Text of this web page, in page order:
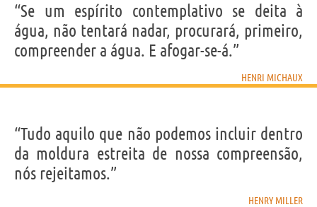
“Se um espírito contemplativo se deita à
água, não tentará nadar, procurará, primeiro,
compreender a água. E afogar-se-á.”
HENRI MICHAUX
“Tudo aquilo que não podemos incluir dentro
da moldura estreita de nossa compreensão,
nós rejeitamos.”
HENRY MILLER